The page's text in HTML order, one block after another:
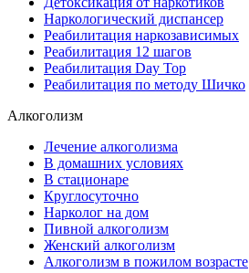
Наркологический диспансер
Реабилитация наркозависимых
Реабилитация 12 шагов
Реабилитация Day Top
Реабилитация по методу Шичко
Алкоголизм
Лечение алкоголизма
В домашних условиях
В стационаре
Круглосуточно
Нарколог на дом
Пивной алкоголизм
Женский алкоголизм
Алкоголизм в пожилом возрасте